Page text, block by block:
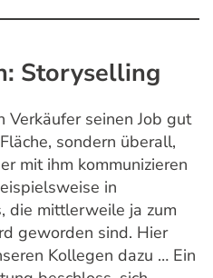
Storyselling
seinen Job gut
sondern überall,
mit ihm kommunizieren
in
die mittlerweile ja zum
geworden sind. Hier
Kollegen dazu … Ein